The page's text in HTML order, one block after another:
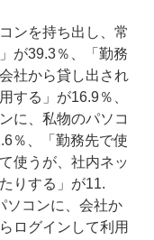
ンを持ち出し、常
が39.3％、「勤務
社から貸し出され
する」が16.9％、
に、私物のパソコ
％、「勤務先で使
使うが、社内ネッ
りする」が11.
ソコンに、会社か
ログインして利用